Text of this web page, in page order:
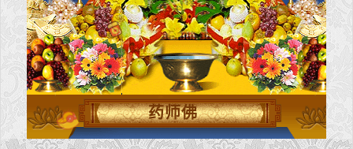
药师佛